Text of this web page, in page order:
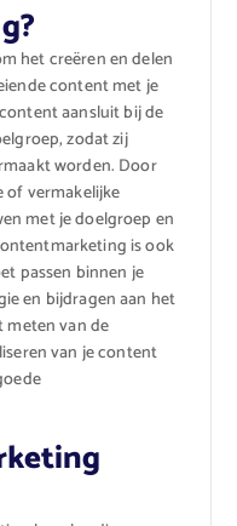
het creëren en delen
content met je
aansluit bij de
zodat zij
worden. Door
vermakelijke
met je doelgroep en
is ook
passen binnen je
en bijdragen aan het
meten van de
van je content